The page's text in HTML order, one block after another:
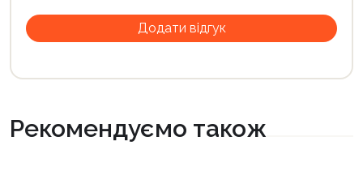
Рекомендуємо також